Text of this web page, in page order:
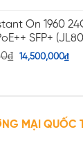
On 1960
SFP+
₫ 14,500,000₫
MẠI QUỐC